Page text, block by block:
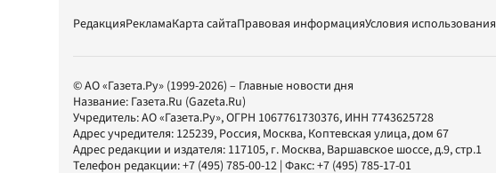
РедакцияРекламаКарта сайтаПравовая информацияУсловия использования
© АО «Газета.Ру» (1999-2026) – Главные новости дня
Название: Газета.Ru (Gazeta.Ru)
Учредитель:АО «Газета.Ру», ОГРН 1067761730376, ИНН 7743625728
Адрес учредителя: 125239, Россия, Москва, Коптевская улица, дом 67
Адрес редакции и издателя: 117105, г. Москва, Варшавское шоссе, д.9, стр.1
Телефон редакции:+7 (495) 785-00-12 | Факс:+7 (495) 785-17-01